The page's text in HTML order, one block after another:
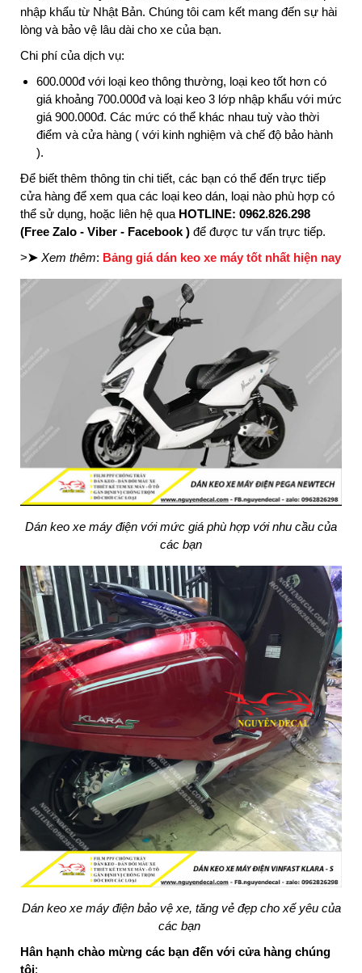
nhập khẩu từ Nhật Bản. Chúng tôi cam kết mang đến sự hài
lòng và bảo vệ lâu dài cho xe của bạn.
Chi phí của dịch vụ:
600.000đ với loại keo thông thường, loại keo tốt hơn có
giá khoảng 700.000đ và loại keo 3 lớp nhập khẩu với mức
giá 900.000đ. Các mức có thể khác nhau tuỳ vào thời
điểm và cửa hàng ( với kinh nghiệm và chế độ bảo hành
).
Để biết thêm thông tin chi tiết, các bạn có thể đến trực tiếp
cửa hàng để xem qua các loại keo dán, loại nào phù hợp có
thể sử dụng, hoặc liên hệ qua HOTLINE: 0962.826.298
(Free Zalo - Viber - Facebook ) để được tư vấn trực tiếp.
>➤ Xem thêm: Bảng giá dán keo xe máy tốt nhất hiện nay
Dán keo xe máy điện với mức giá phù hợp với nhu cầu của
các bạn
Dán keo xe máy điện bảo vệ xe, tăng vẻ đẹp cho xế yêu của
các bạn
Hân hạnh chào mừng các bạn đến với cửa hàng chúng
tôi: